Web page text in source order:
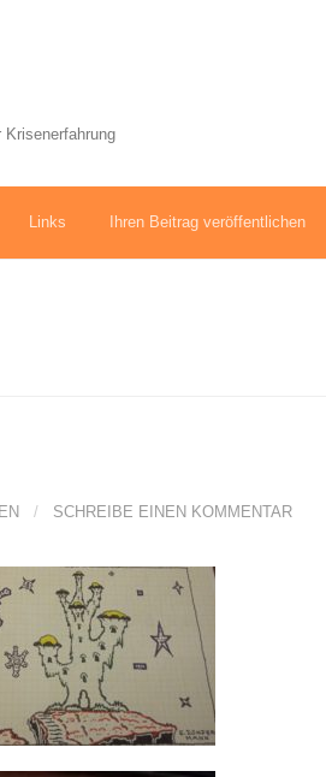
Links Ihren Beitrag veröffentlichen
/ SCHREIBE EINEN KOMMENTAR